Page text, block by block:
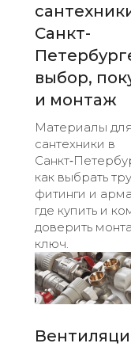
Санкт-
выбор,
и монтаж
Материалы для
сантехники в
как выбрать
фитинги и
где купить и
доверить
ключ.